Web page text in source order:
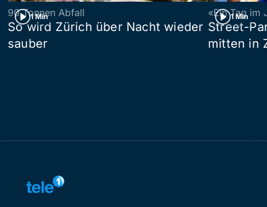
1 Min
90 Tonnen Abfall
So wird Zürich über Nacht wieder
sauber
1 Min
«Ein Tag im
Street-
mitten in